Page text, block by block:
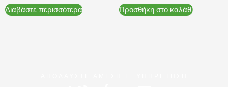
Διαβάστε περισσότερα Προσθήκη στο καλάθι